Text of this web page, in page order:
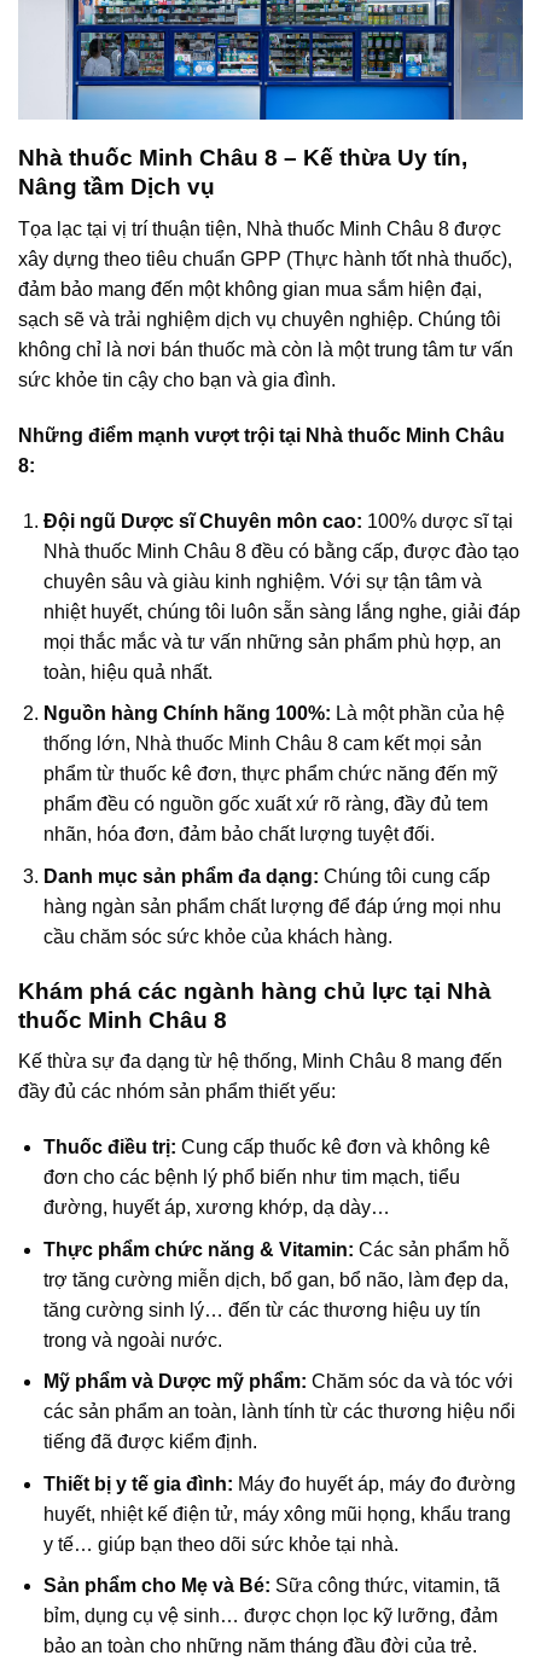
Nhà thuốc Minh Châu 8 – Kế thừa Uy tín,
Nâng tầm Dịch vụ
Tọa lạc tại vị trí thuận tiện, Nhà thuốc Minh Châu 8 được
xây dựng theo tiêu chuẩn GPP (Thực hành tốt nhà thuốc),
đảm bảo mang đến một không gian mua sắm hiện đại,
sạch sẽ và trải nghiệm dịch vụ chuyên nghiệp. Chúng tôi
không chỉ là nơi bán thuốc mà còn là một trung tâm tư vấn
sức khỏe tin cậy cho bạn và gia đình.
Những điểm mạnh vượt trội tại Nhà thuốc Minh Châu
8:
Đội ngũ Dược sĩ Chuyên môn cao: 100% dược sĩ tại
Nhà thuốc Minh Châu 8 đều có bằng cấp, được đào tạo
chuyên sâu và giàu kinh nghiệm. Với sự tận tâm và
nhiệt huyết, chúng tôi luôn sẵn sàng lắng nghe, giải đáp
mọi thắc mắc và tư vấn những sản phẩm phù hợp, an
toàn, hiệu quả nhất.
Nguồn hàng Chính hãng 100%: Là một phần của hệ
thống lớn, Nhà thuốc Minh Châu 8 cam kết mọi sản
phẩm từ thuốc kê đơn, thực phẩm chức năng đến mỹ
phẩm đều có nguồn gốc xuất xứ rõ ràng, đầy đủ tem
nhãn, hóa đơn, đảm bảo chất lượng tuyệt đối.
Danh mục sản phẩm đa dạng: Chúng tôi cung cấp
hàng ngàn sản phẩm chất lượng để đáp ứng mọi nhu
cầu chăm sóc sức khỏe của khách hàng.
Khám phá các ngành hàng chủ lực tại Nhà
thuốc Minh Châu 8
Kế thừa sự đa dạng từ hệ thống, Minh Châu 8 mang đến
đầy đủ các nhóm sản phẩm thiết yếu:
Thuốc điều trị: Cung cấp thuốc kê đơn và không kê
đơn cho các bệnh lý phổ biến như tim mạch, tiểu
đường, huyết áp, xương khớp, dạ dày…
Thực phẩm chức năng & Vitamin: Các sản phẩm hỗ
trợ tăng cường miễn dịch, bổ gan, bổ não, làm đẹp da,
tăng cường sinh lý… đến từ các thương hiệu uy tín
trong và ngoài nước.
Mỹ phẩm và Dược mỹ phẩm: Chăm sóc da và tóc với
các sản phẩm an toàn, lành tính từ các thương hiệu nổi
tiếng đã được kiểm định.
Thiết bị y tế gia đình: Máy đo huyết áp, máy đo đường
huyết, nhiệt kế điện tử, máy xông mũi họng, khẩu trang
y tế… giúp bạn theo dõi sức khỏe tại nhà.
Sản phẩm cho Mẹ và Bé: Sữa công thức, vitamin, tã
bỉm, dụng cụ vệ sinh… được chọn lọc kỹ lưỡng, đảm
bảo an toàn cho những năm tháng đầu đời của trẻ.